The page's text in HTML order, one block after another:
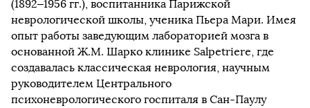
(1892–1956 гг.), воспитанника Парижской
неврологической школы, ученика Пьера Мари. Имея
опыт работы заведующим лабораторией мозга в
основанной Ж.М. Шарко клинике Salpetriere, где
создавалась классическая неврология, научным
руководителем Центрального
психоневрологического госпиталя в Сан-Паулу